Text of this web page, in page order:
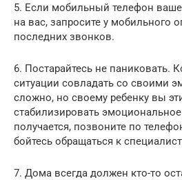
5. Если мобильный телефон
на вас, запросите у мобильного
последних звонков.
6. Постарайтесь не паниковать.
ситуации совладать со своими
сложно, но своему ребенку вы
стабилизировать
получается, позвоните по
бойтесь обращаться к
7. Дома всегда должен кто-то